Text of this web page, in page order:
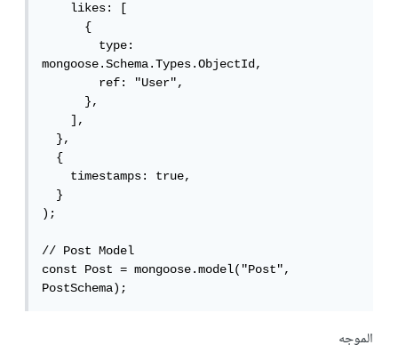
    likes: [
      {
        type:
mongoose.Schema.Types.ObjectId,
        ref: "User",
      },
    ],
  },
  {
    timestamps: true,
  }
);
// Post Model
const Post = mongoose.model("Post",
PostSchema);
الموجه